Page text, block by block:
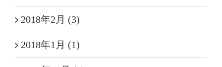
2018年2月 (3)
2018年1月 (1)